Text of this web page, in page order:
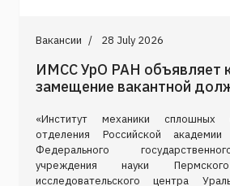
Вакансии 28 July 2026
ИМСС УрО РАН объявляет
замещение вакантной
«Институт механики сплошных
отделения Российской
Федерального
учреждения науки
исследовательского центра